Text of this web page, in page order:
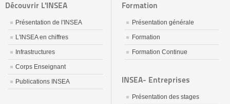
Découvrir L'INSEA
Présentation de l'INSEA
L'INSEA en chiffres
Infrastructures
Corps Enseignant
Publications INSEA
Formation
Présentation générale
Formation
Formation Continue
INSEA- Entreprises
Présentation des stages